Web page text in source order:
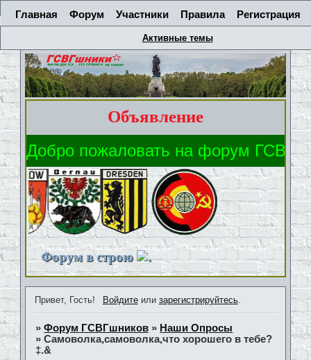
Главная Форум Участники Правила Регистрация
Активные темы
Объявление
Форум в строю .
Привет, Гость! Войдитеили зарегистрируйтесь.
»Форум ГСВГшников » Наши Опросы
»Самоволка,самоволка,что хорошего в тебе?
‡.&